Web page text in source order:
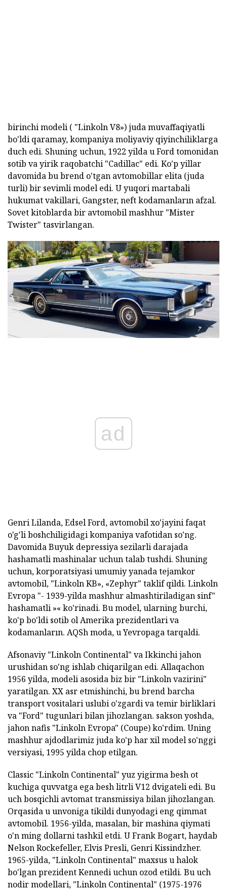
birinchi modeli ( "Linkoln V8») juda muvaffaqiyatli
bo'ldi qaramay, kompaniya moliyaviy qiyinchiliklarga
duch edi. Shuning uchun, 1922 yilda u Ford tomonidan
sotib va yirik raqobatchi "Cadillac" edi. Ko'p yillar
davomida bu brend o'tgan avtomobillar elita (juda
turli) bir sevimli model edi. U yuqori martabali
hukumat vakillari, Gangster, neft kodamanların afzal.
Sovet kitoblarda bir avtomobil mashhur "Mister
Twister" tasvirlangan.
ad
Genri Lilanda, Edsel Ford, avtomobil xo'jayini faqat
o'g'li boshchiligidagi kompaniya vafotidan so'ng.
Davomida Buyuk depressiya sezilarli darajada
hashamatli mashinalar uchun talab tushdi. Shuning
uchun, korporatsiyasi umumiy yanada tejamkor
avtomobil, "Linkoln KB», «Zephyr" taklif qildi. Linkoln
Evropa "- 1939-yilda mashhur almashtiriladigan sinf"
hashamatli »« ko'rinadi. Bu model, ularning burchi,
ko'p bo'ldi sotib ol Amerika prezidentlari va
kodamanların. AQSh moda, u Yevropaga tarqaldi.
Afsonaviy "Linkoln Continental" va Ikkinchi jahon
urushidan so'ng ishlab chiqarilgan edi. Allaqachon
1956 yilda, modeli asosida biz bir "Linkoln vazirini"
yaratilgan. XX asr etmishinchi, bu brend barcha
transport vositalari uslubi o'zgardi va temir birliklari
va "Ford" tugunlari bilan jihozlangan. sakson yoshda,
jahon nafis "Linkoln Evropa" (Coupe) ko'rdim. Uning
mashhur ajdodlarimiz juda ko'p har xil model so'nggi
versiyasi, 1995 yilda chop etilgan.
Classic "Linkoln Continental" yuz yigirma besh ot
kuchiga quvvatga ega besh litrli V12 dvigateli edi. Bu
uch bosqichli avtomat transmissiya bilan jihozlangan.
Orqasida u unvoniga tikildi dunyodagi eng qimmat
avtomobil. 1956-yilda, masalan, bir mashina qiymati
o'n ming dollarni tashkil etdi. U Frank Bogart, haydab
Nelson Rockefeller, Elvis Presli, Genri Kissindzher.
1965-yilda, "Linkoln Continental" maxsus u halok
bo'lgan prezident Kennedi uchun ozod etildi. Bu uch
nodir modellari, "Linkoln Continental" (1975-1976